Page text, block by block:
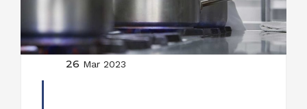
26 Mar 2023